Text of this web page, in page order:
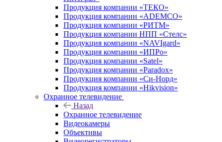
Продукция компании «ТЕКО»
Продукция компании «ADEMCO»
Продукция компании «РИТМ»
Продукция компании НПП «Стелс»
Продукция компании «NAVIgard»
Продукция компании «ИПРо»
Продукция компании «Satel»
Продукция компании «Paradox»
Продукция компании «Си-Норд»
Продукция компании «Hikvision»
Охранное телевидение
Назад
Охранное телевидение
Видеокамеры
Объективы